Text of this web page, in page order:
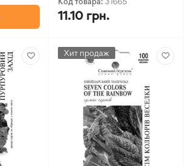
11.10 грн.
Хит продаж